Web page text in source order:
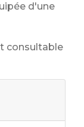
d'une
consultable